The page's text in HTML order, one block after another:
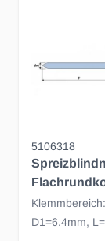
5106318
D1=6.4mm,